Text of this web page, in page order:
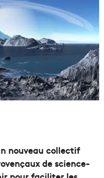
nouveau collectif
de science-